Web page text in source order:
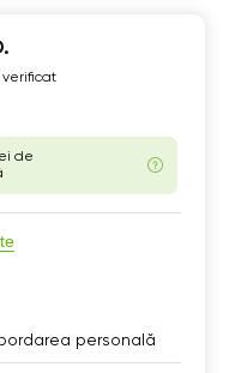
de
personală